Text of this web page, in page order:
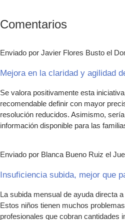
Comentarios
Enviado por Javier Flores Busto el
Mejora en la claridad y agilidad
Se valora positivamente esta
recomendable definir con mayor
resolución reducidos. Asimismo,
información disponible para las
Enviado por Blanca Bueno Ruiz el
Insuficiencia subida, mejor que
La subida mensual de ayuda directa
Estos niños tienen muchos
profesionales que cobran cantidades